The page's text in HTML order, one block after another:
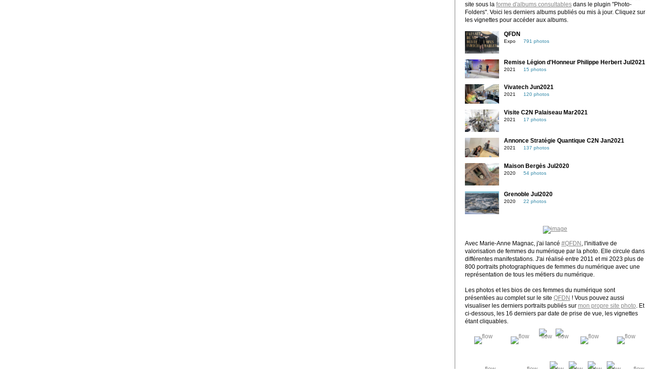
site sous la forme d'albums consultablesdans le plugin "Photo-
Folders". Voici les derniers albums publiés ou mis à jour. Cliquez sur
les vignettes pour accéder aux albums.
QFDN
Expo 791 photos
Remise Légion d'Honneur Philippe Herbert Jul2021
2021 15 photos
Vivatech Jun2021
2021 120 photos
Visite C2N Palaiseau Mar2021
2021 17 photos
Annonce Stratégie Quantique C2N Jan2021
2021 137 photos
Maison Bergès Jul2020
2020 54 photos
Grenoble Jul2020
2020 22 photos
Avec Marie-Anne Magnac, j'ai lancé #QFDN
, l'initiative de
valorisation de femmes du numérique par la photo. Elle circule dans
différentes manifestations. J'ai réalisé entre 2011 et mi 2023 plus de
800 portraits photographiques de femmes du numérique avec une
représentation de tous les métiers du numérique.
Les photos et les bios de ces femmes du numérique sont
présentées au complet sur le site QFDN ! Vous pouvez aussi
visualiser les derniers portraits publiés sur mon propre site photo . Et
ci-dessous, les 16 derniers par date de prise de vue, les vignettes
étant cliquables.